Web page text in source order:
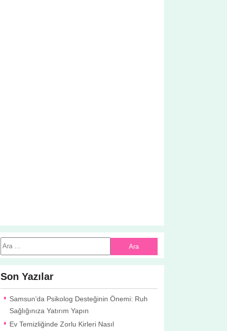
Son Yazılar
Samsun’da Psikolog Desteğinin Önemi: Ruh
Sağlığınıza Yatırım Yapın
Ev Temizliğinde Zorlu Kirleri Nasıl